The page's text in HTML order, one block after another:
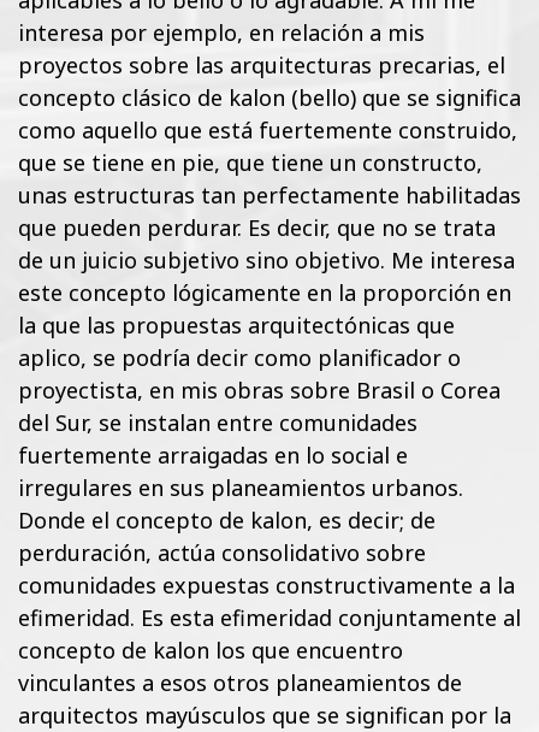
interesa por ejemplo, en relación a mis
proyectos sobre las arquitecturas precarias, el
concepto clásico de kalon (bello) que se significa
como aquello que está fuertemente construido,
que se tiene en pie, que tiene un constructo,
unas estructuras tan perfectamente habilitadas
que pueden perdurar. Es decir, que no se trata
de un juicio subjetivo sino objetivo. Me interesa
este concepto lógicamente en la proporción en
la que las propuestas arquitectónicas que
aplico, se podría decir como planificador o
proyectista, en mis obras sobre Brasil o Corea
del Sur, se instalan entre comunidades
fuertemente arraigadas en lo social e
irregulares en sus planeamientos urbanos.
Donde el concepto de kalon, es decir; de
perduración, actúa consolidativo sobre
comunidades expuestas constructivamente a la
efimeridad. Es esta efimeridad conjuntamente al
concepto de kalon los que encuentro
vinculantes a esos otros planeamientos de
arquitectos mayúsculos que se significan por la